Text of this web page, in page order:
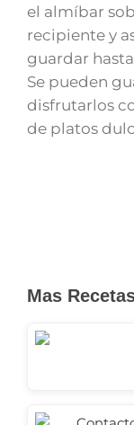
el almíbar
recipiente y
guardar
Se pueden
disfrutarlos
de platos
Mas